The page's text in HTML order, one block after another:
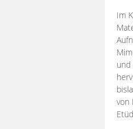
Im
und
von